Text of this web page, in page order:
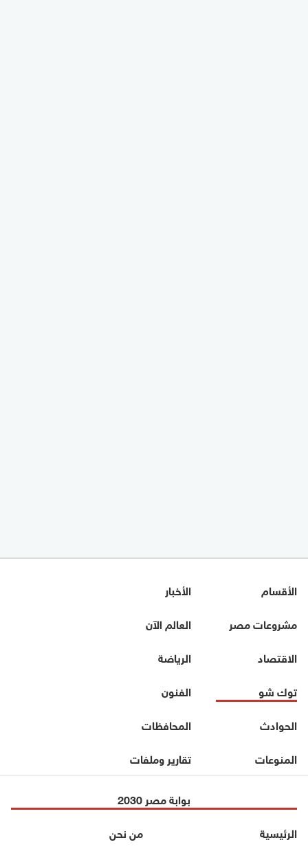
الأقسام
الأخبار
مشروعات مصر
العالم الآن
الاقتصاد
الرياضة
توك شو
الفنون
الحوادث
المحافظات
المنوعات
تقارير وملفات
بوابة مصر 2030
الرئيسية
من نحن